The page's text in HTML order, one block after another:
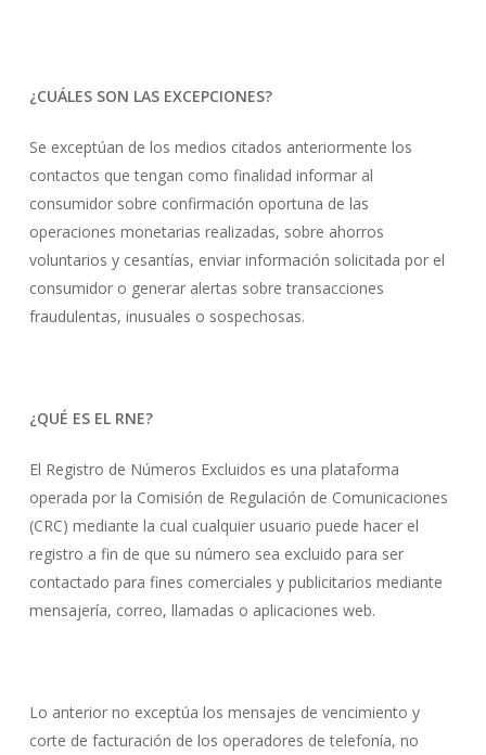
¿CUÁLES SON LAS EXCEPCIONES?
Se exceptúan de los medios citados anteriormente los
contactos que tengan como finalidad informar al
consumidor sobre confirmación oportuna de las
operaciones monetarias realizadas, sobre ahorros
voluntarios y cesantías, enviar información solicitada por el
consumidor o generar alertas sobre transacciones
fraudulentas, inusuales o sospechosas.
¿QUÉ ES EL RNE?
El Registro de Números Excluidos es una plataforma
operada por la Comisión de Regulación de Comunicaciones
(CRC) mediante la cual cualquier usuario puede hacer el
registro a fin de que su número sea excluido para ser
contactado para fines comerciales y publicitarios mediante
mensajería, correo, llamadas o aplicaciones web.
Lo anterior no exceptúa los mensajes de vencimiento y
corte de facturación de los operadores de telefonía, no